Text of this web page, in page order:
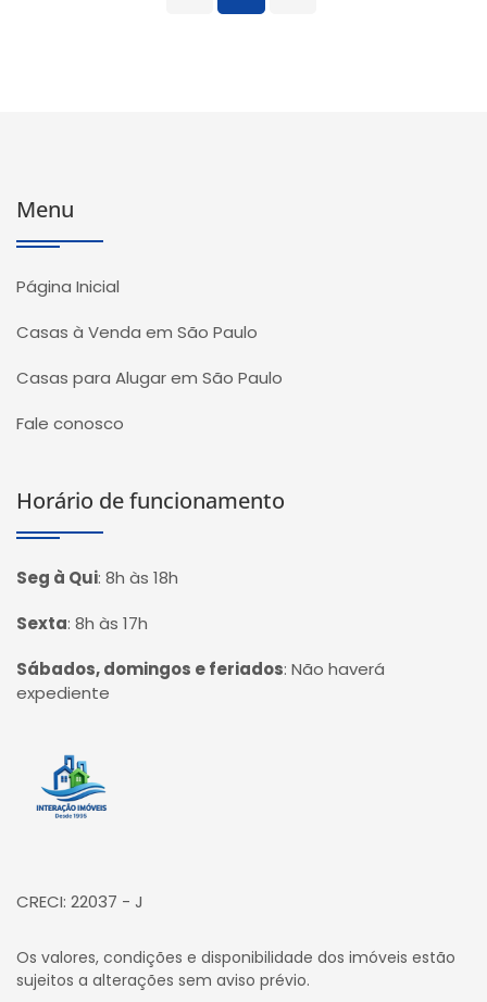
Menu
Página Inicial
Casas à Venda em São Paulo
Casas para Alugar em São Paulo
Fale conosco
Horário de funcionamento
Seg à Qui: 8h às 18h
Sexta: 8h às 17h
Sábados, domingos e feriados: Não haverá
expediente
Página inicial
CRECI: 22037 - J
Os valores, condições e disponibilidade dos imóveis estão
sujeitos a alterações sem aviso prévio.